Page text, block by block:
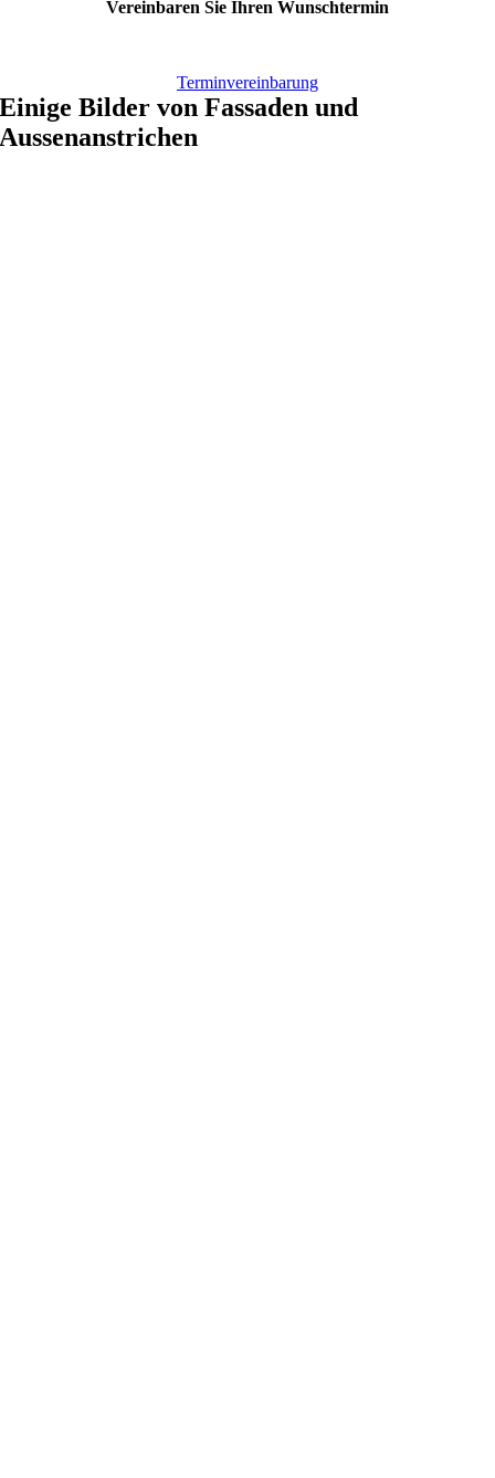
Vereinbaren Sie Ihren Wunschtermin
Terminvereinbarung
Einige Bilder von Fassaden und
Aussenanstrichen